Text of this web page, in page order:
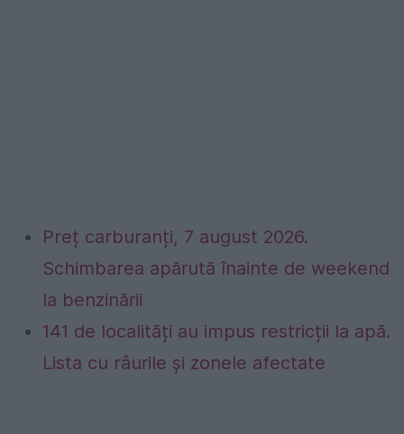
Preț carburanți, 7 august 2026.
Schimbarea apărută înainte de weekend
la benzinării
141 de localități au impus restricții la apă.
Lista cu râurile și zonele afectate